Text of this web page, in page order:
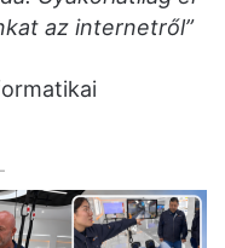
az internetről”